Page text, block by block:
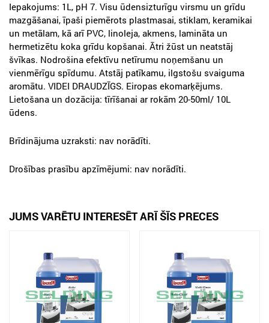
Iepakojums: 1L, pH 7. Visu ūdensizturīgu virsmu un grīdu
mazgāšanai, īpaši piemērots plastmasai, stiklam, keramikai
un metālam, kā arī PVC, linoleja, akmens, lamināta un
hermetizētu koka grīdu kopšanai. Ātri žūst un neatstāj
švīkas. Nodrošina efektīvu netīrumu noņemšanu un
vienmērīgu spīdumu. Atstāj patīkamu, ilgstošu svaiguma
aromātu. VIDEI DRAUDZĪGS. Eiropas ekomarķējums.
Lietošana un dozācija: tīrīšanai ar rokām 20-50ml/ 10L
ūdens.
Brīdinājuma uzraksti: nav norādīti.
Drošības prasību apzīmējumi: nav norādīti.
JUMS VARĒTU INTERESĒT ARĪ ŠĪS PRECES